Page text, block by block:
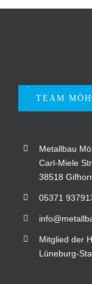
TEAM
Metallbau
Carl-Miele
38518
05371
Mitglied der
Lüneburg-